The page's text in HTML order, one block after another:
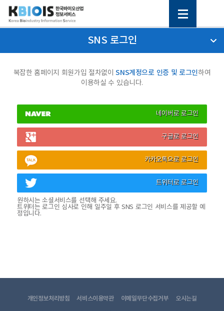
SNS 로그인
복잡한 홈페이지 회원가입 절차없이SNS계정으로 인증 및 로그인하여
이용하실 수 있습니다.
네이버로 로그인
구글로 로그인
카카오톡으로 로그인
트위터로 로그인
원하시는 소셜서비스를 선택해 주세요.
트위터는 로그인 심사로 인해 일주일 후 SNS 로그인 서비스를 제공할 예
정입니다.
개인정보처리방침 서비스이용약관 이메일무단수집거부 오시는길